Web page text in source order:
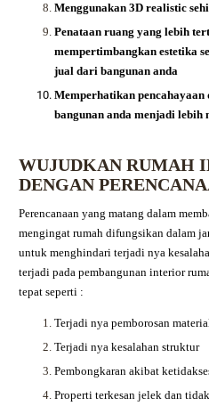
Menggunakan 3D realistic
Penataan ruang yang lebih
mempertimbangkan estetika
jual dari bangunan anda
Memperhatikan pencahayaan
bangunan anda menjadi lebih
WUJUDKAN RUMAH
DENGAN
Perencanaan yang matang dalam
mengingat rumah difungsikan dalam
untuk menghindari terjadi nya
terjadi pada pembangunan interior
tepat seperti :
Terjadi nya pemborosan
Terjadi nya kesalahan struktur
Pembongkaran akibat
Properti terkesan jelek dan